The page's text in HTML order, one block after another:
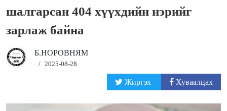
шалгарсан 404 хүүхдийн нэрийг
зарлаж байна
Б.НОРОВНЯМ
/ 2025-08-28
Жиргэх Хуваалцах